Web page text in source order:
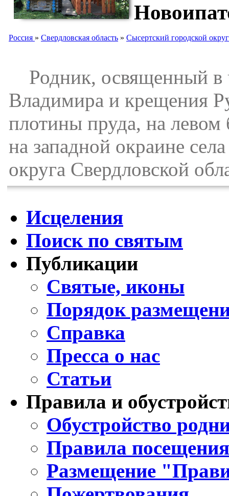
Россия » Свердловская область » Сысертский городской округ
Родник, освященный в
Владимира и крещения
плотины пруда, на левом
на западной окраине
округа Свердловской
Исцеления
Поиск по святым
Публикации
Святые, иконы
Порядок
Справка
Пресса о нас
Статьи
Правила и
Обустройство
Правила
Размещение